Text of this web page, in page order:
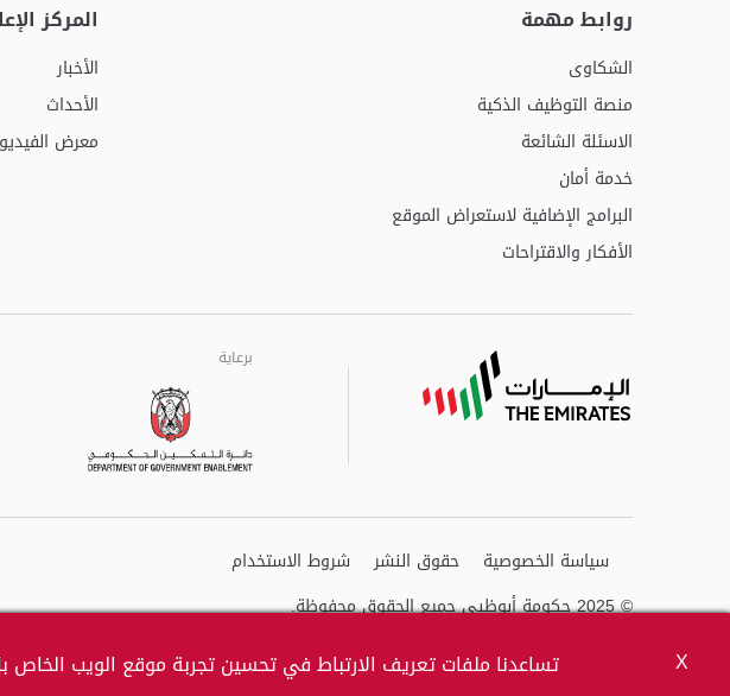
روابط مهمة
الشكاوى
منصة التوظيف الذكية
الاسئلة الشائعة
خدمة أمان
البرامج الإضافية لاستعراض الموقع
الأفكار والاقتراحات
المركز
الأخبار
الأحداث
معرض الفيديو
برعاية
برعاية
سياسة الخصوصية حقوق النشر
شروط الاستخدام
© 2025 حكومة أبوظبي جميع الحقوق محفوظة.
X تساعدنا ملفات تعريف الارتباط في تحسين تجربة موقع الويب الخاص